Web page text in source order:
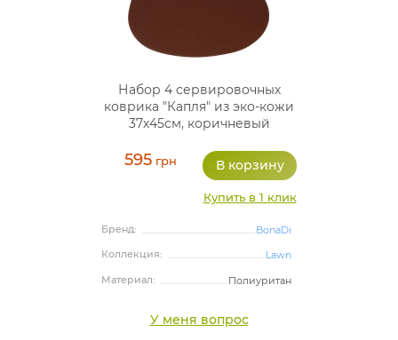
Набор 4 сервировочных
коврика "Капля" из эко-кожи
37х45см, коричневый
595грн
Купить в 1 клик
Бренд:
BonaDi
Коллекция:
Lawn
Материал:
Полиуритан
У меня вопрос